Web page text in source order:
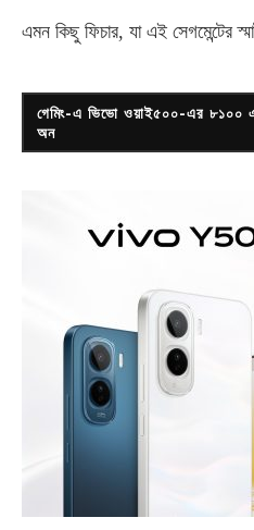
এমন কিছু ফিচার, যা এই সেগমেন্টের
গেমিং-এ ভিভো ওয়াই৫০০-এর ৮১০০
অন